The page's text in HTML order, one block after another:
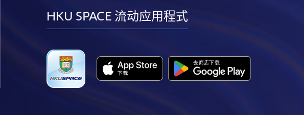
facebook
youtube
linkedininstagram
HKU SPACE 流动应用程式